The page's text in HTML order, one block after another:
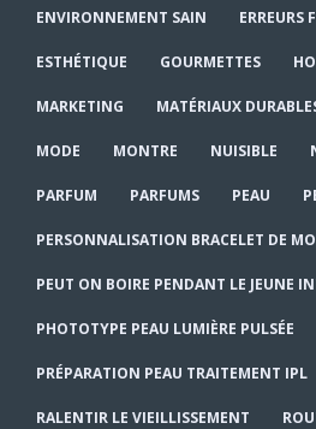
ENVIRONNEMENT SAIN ERREURS
ESTHÉTIQUE GOURMETTES
MARKETING MATÉRIAUX
MODE MONTRE NUISIBLE
PARFUM PARFUMS PEAU
PERSONNALISATION BRACELET DE
PEUT ON BOIRE PENDANT LE JEUNE
PHOTOTYPE PEAU LUMIÈRE PULSÉE
PRÉPARATION PEAU TRAITEMENT IPL
RALENTIR LE VIEILLISSEMENT